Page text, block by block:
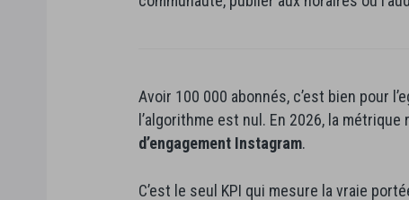
Avoir 100 000 abonnés, c’est bien pour
l’algorithme est nul. En 2026, la
d’engagement Instagram.
C’est le seul KPI qui mesure la vraie